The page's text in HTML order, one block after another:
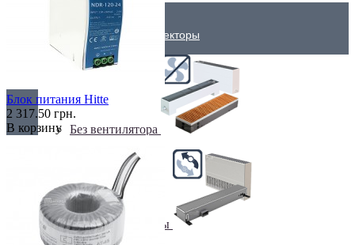
Внутрипольные конвекторы
Без вентилятора
Климаконвекторы
Блок питания Hitte
2 317.50 грн.
В корзину